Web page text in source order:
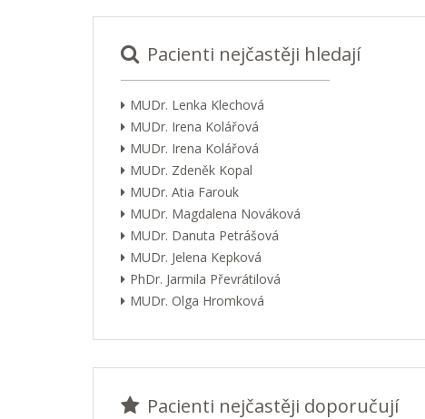
Pacienti nejčastěji hledají
MUDr. Lenka Klechová
MUDr. Irena Kolářová
MUDr. Irena Kolářová
MUDr. Zdeněk Kopal
MUDr. Atia Farouk
MUDr. Magdalena Nováková
MUDr. Danuta Petrášová
MUDr. Jelena Kepková
PhDr. Jarmila Převrátilová
MUDr. Olga Hromková
Pacienti nejčastěji doporučují